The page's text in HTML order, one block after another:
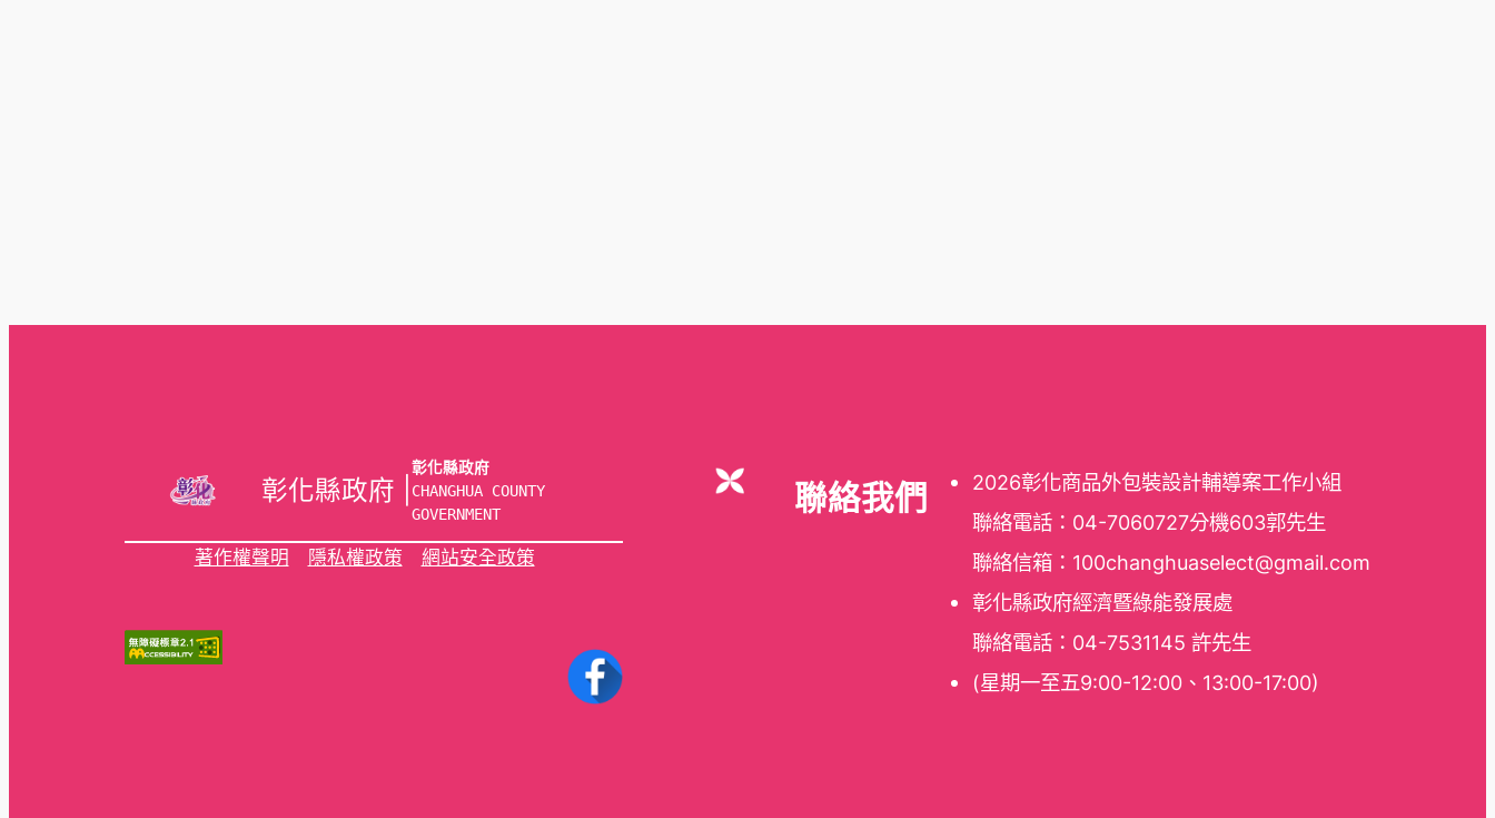
彰化縣政府 |
彰化縣政府
CHANGHUA COUNTY
GOVERNMENT
著作權聲明 隱私權政策 網站安全政策
聯絡我們
2026彰化商品外包裝設計輔導案工作小組
聯絡電話：04-7060727分機603郭先生
聯絡信箱：100changhuaselect@gmail.com
彰化縣政府經濟暨綠能發展處
聯絡電話：04-7531145 許先生
(星期一至五9:00-12:00、13:00-17:00)